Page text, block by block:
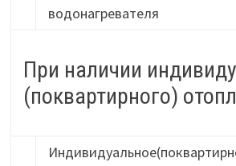
водонагревателя
При наличии
(поквартирного)